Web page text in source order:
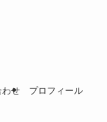
わせ プロフィール